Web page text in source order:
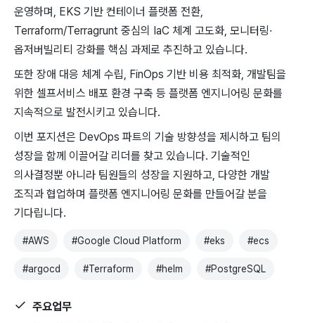
운영하며, ​EKS ​기반 ​컨테이너 플랫폼 전환, ​
Terraform/Terragrunt 중심의 ​IaC ​체계 고도화, ​모니터링·
옵저버빌리티 강화를 ​핵심 ​과제로 추진하고 있습니다.
또한 ​장애 대응 ​체계 수립, FinOps 기반 비용 최적화, 개발팀을
위한 셀프서비스 배포 환경 구축 등 플랫폼 엔지니어링 문화를
지속적으로 발전시키고 있습니다.
이번 포지션은 DevOps 파트의 기술 방향성을 제시하고 팀의
성장을 함께 이끌어갈 리더를 찾고 있습니다. 기술적인
의사결정뿐 아니라 팀원들의 성장을 지원하고, 다양한 개발
조직과 협업하며 플랫폼 엔지니어링 문화를 만들어갈 분을
기다립니다.
#AWS #Google Cloud Platform #eks #ecs
#argocd #Terraform #helm #PostgreSQL
주요업무